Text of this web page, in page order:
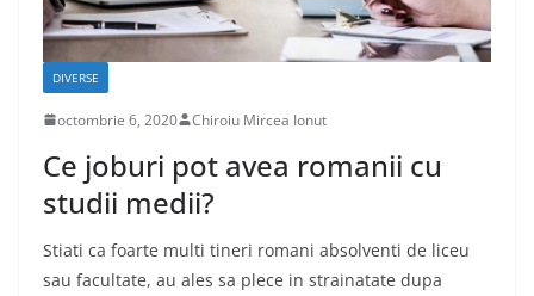
DIVERSE
octombrie 6, 2020 Chiroiu Mircea Ionut
Ce joburi pot avea romanii cu
studii medii?
Stiati ca foarte multi tineri romani absolventi de liceu
sau facultate, au ales sa plece in strainatate dupa